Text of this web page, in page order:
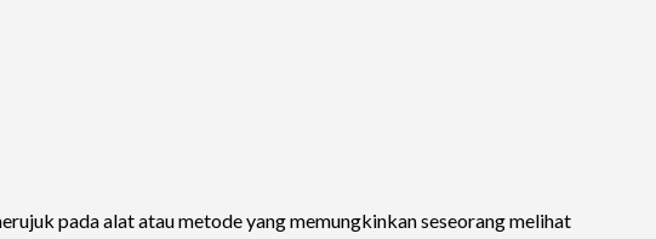
pada alat atau metode yang memungkinkan seseorang melihat